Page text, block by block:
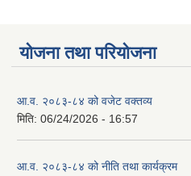
योजना तथा परियोजना
आ.व. २०८३-८४ को वजेट वक्तव्य
मिति: 06/24/2026 - 16:57
आ.व. २०८३-८४ को नीति तथा कार्यक्रम